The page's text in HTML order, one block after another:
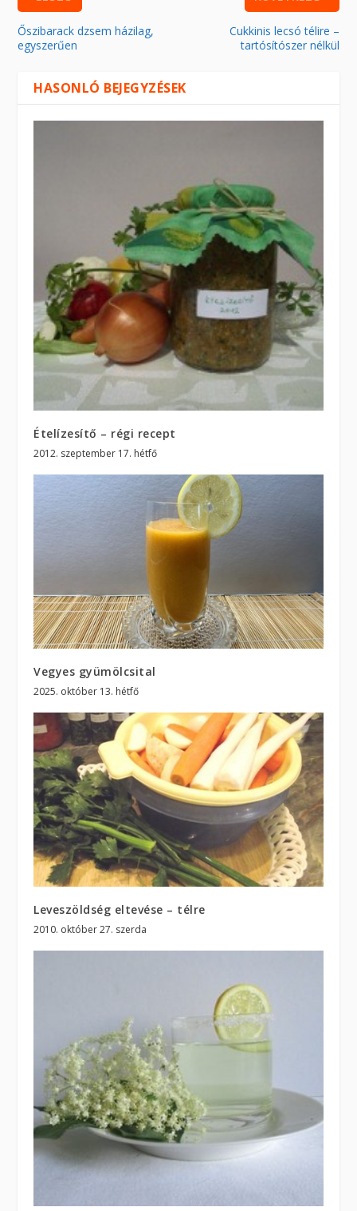
Őszibarack dzsem házilag,
egyszerűen
Cukkinis lecsó télire –
tartósítószer nélkül
HASONLÓ BEJEGYZÉSEK
Ételízesítő – régi recept
2012. szeptember 17. hétfő
Vegyes gyümölcsital
2025. október 13. hétfő
Leveszöldség eltevése – télre
2010. október 27. szerda